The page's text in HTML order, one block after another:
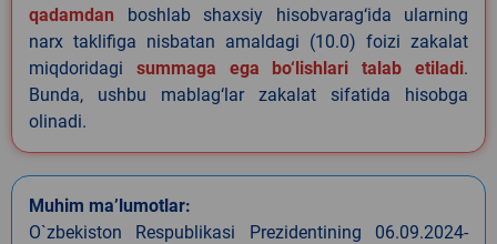
qadamdan boshlab shaxsiy hisobvarag‘ida ularning
narx taklifiga nisbatan amaldagi (10.0) foizi zakalat
miqdoridagi summaga ega bo‘lishlari talab etiladi.
Bunda, ushbu mablag‘lar zakalat sifatida hisobga
olinadi.
Muhim ma’lumotlar:
O`zbekiston Respublikasi Prezidentining 06.09.2024-